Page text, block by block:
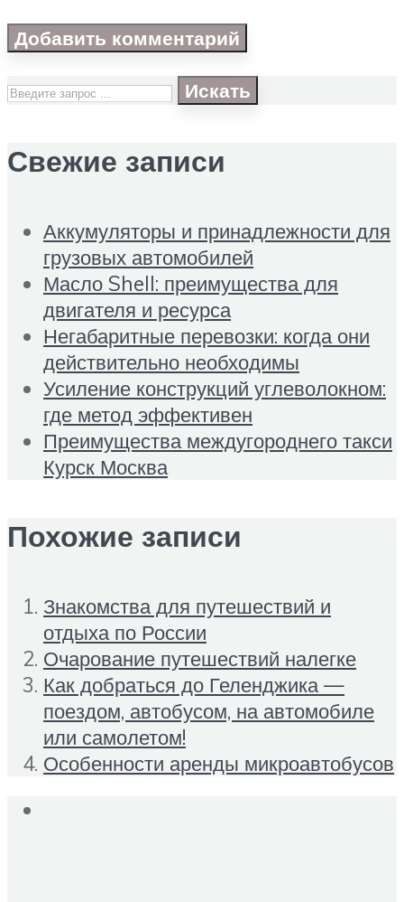
Искать
Свежие записи
Аккумуляторы и принадлежности для
грузовых автомобилей
Масло Shell: преимущества для
двигателя и ресурса
Негабаритные перевозки: когда они
действительно необходимы
Усиление конструкций углеволокном:
где метод эффективен
Преимущества междугороднего такси
Курск Москва
Похожие записи
Знакомства для путешествий и
отдыха по России
Очарование путешествий налегке
Как добраться до Геленджика —
поездом, автобусом, на автомобиле
или самолетом!
Особенности аренды микроавтобусов